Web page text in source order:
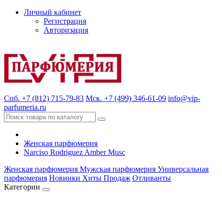
Личный кабинет
Регистрация
Авторизация
Спб. +7 (812) 715-79-83 Мск. +7 (499) 346-61-09 info@vip-
parfumeria.ru
Женская парфюмерия
Narciso Rodriguez Amber Musc
Женская парфюмерия Мужская парфюмерия Универсальная
парфюмерия Новинки Хиты Продаж Отливанты
Категории